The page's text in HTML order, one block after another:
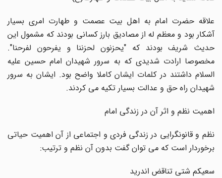
علاقه حضرت امام به اهل بیت عصمت و طهارت امری بسیار
آشکار بود و معظم له از مصادیق بارز کسانی بودند که مشمول این
حدیث شریف بودند که "یحزنون لحزننا و یفرحون لفرحنا".
مخصوصا ارادت شدیدی که به سرور شهیدان امام حسین علیه
السلام داشتند در کلمات ایشان کاملا واضح بود. ایشان به سرور
شهیدان راه حق و عدالت بسیار تکیه می کردند.
اهمیت نظم و اثر آن در زندگی امام
نظم و قانونگرایی در زندگی فردی و اجتماعی از آن اهمیت حیاتی
برخوردار است که می توان گفت بدون آن نظم و ترتیب:
سعیکم شتی تناقض اندرید